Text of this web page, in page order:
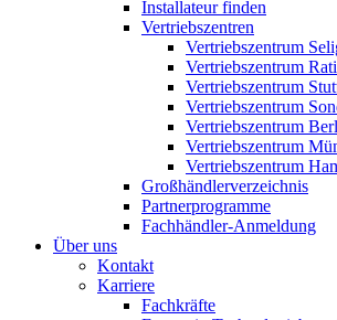
Installateur finden
Vertriebszentren
Vertriebszentrum
Vertriebszentrum
Vertriebszentrum
Vertriebszentrum
Vertriebszentrum
Vertriebszentrum
Vertriebszentrum
Großhändlerverzeichnis
Partnerprogramme
Fachhändler-Anmeldung
Über uns
Kontakt
Karriere
Fachkräfte